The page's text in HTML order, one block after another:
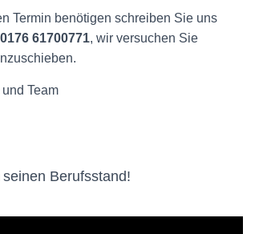
Termin benötigen schreiben Sie uns
0176 61700771, wir versuchen Sie
Team
Berufsstand!